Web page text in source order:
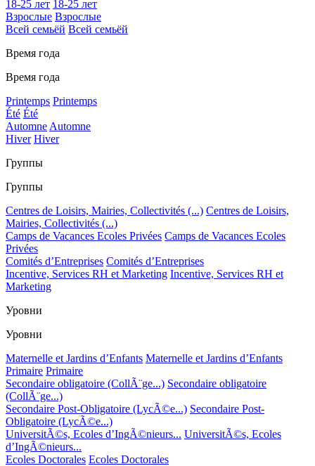
18-25 лет 18-25 лет
Взрослые Взрослые
Всей семьёй Всей семьёй
Время года
Время года
Printemps Printemps
Été Été
Automne Automne
Hiver Hiver
Группы
Группы
Centres de Loisirs, Mairies, Collectivités (...) Centres de Loisirs,
Mairies, Collectivités (...)
Camps de Vacances Ecoles Privées Camps de Vacances Ecoles
Privées
Comités d’Entreprises Comités d’Entreprises
Incentive, Services RH et Marketing Incentive, Services RH et
Marketing
Уровни
Уровни
Maternelle et Jardins d’Enfants Maternelle et Jardins d’Enfants
Primaire Primaire
Secondaire obligatoire (CollÃ¨ge...) Secondaire obligatoire
(CollÃ¨ge...)
Secondaire Post-Obligatoire (LycÃ©e...) Secondaire Post-
Obligatoire (LycÃ©e...)
UniversitÃ©s, Ecoles d’IngÃ©nieurs... UniversitÃ©s, Ecoles
d’IngÃ©nieurs...
Ecoles Doctorales Ecoles Doctorales